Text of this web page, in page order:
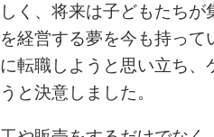
く、将来は子どもたちが
経営する夢を今も持って
転職しようと思い立ち、
と決意しました。